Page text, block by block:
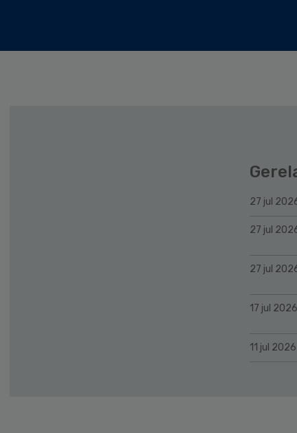
27 jul
27 jul
27 jul
17 jul 2026
11 jul 2026